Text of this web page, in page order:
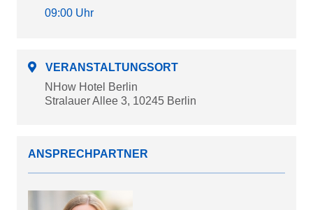
09:00 Uhr
VERANSTALTUNGSORT
NHow Hotel Berlin
Stralauer Allee 3, 10245 Berlin
ANSPRECHPARTNER